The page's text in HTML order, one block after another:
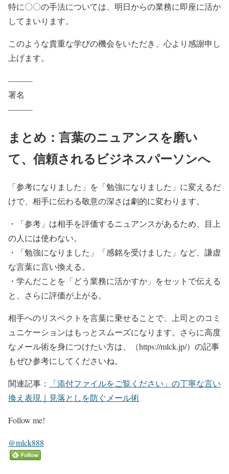
特に〇〇の手法については、明日からの業務に即座に活か
してまいります。
このような貴重な学びの機会をいただき、心より感謝申し
上げます。
———
署名
———
まとめ：言葉のニュアンスを磨い
て、信頼されるビジネスパーソンへ
「参考になりました」を「勉強になりました」に変えるだ
けで、相手に伝わる敬意の深さは劇的に変わります。
・「参考」は相手を評価するニュアンスがあるため、目上
の人には使わない。
・「勉強になりました」「感銘を受けました」など、謙虚
な言葉に言い換える。
・学んだことを「どう業務に活かすか」をセットで伝える
と、さらに評価が上がる。
相手へのリスペクトを言葉に乗せることで、上司とのコミ
ュニケーションはもっとスムーズになります。さらに高度
なメール術を身につけたい方は、（https://mlck.jp/）の記事
もぜひ参考にしてくださいね。
関連記事：
「添付ファイルをご覧ください」の丁寧な言い
換え表現｜見落としを防ぐメール術
Follow me!
@mlck888